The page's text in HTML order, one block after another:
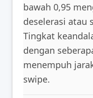
bawah 0,95
deselerasi atau
Tingkat
dengan
menempuh
swipe.